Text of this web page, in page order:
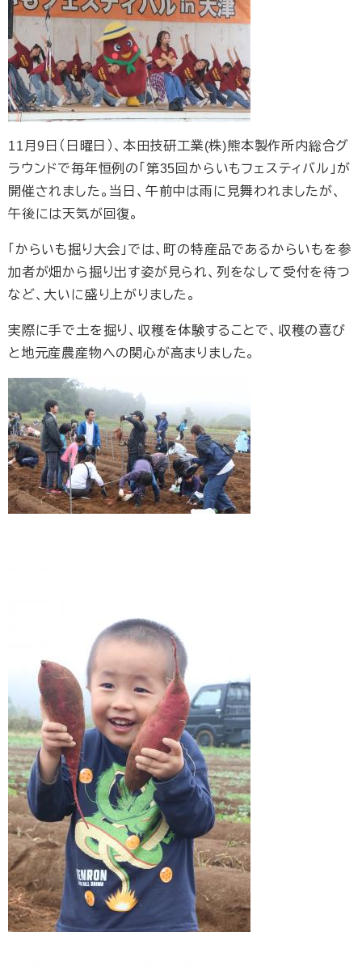
11月9日（日曜日）、本田技研工業(株)熊本製作所内総合グ
ラウンドで毎年恒例の「第35回からいもフェスティバル」が
開催されました。当日、午前中は雨に見舞われましたが、
午後には天気が回復。
「からいも掘り大会」では、町の特産品であるからいもを参
加者が畑から掘り出す姿が見られ、列をなして受付を待つ
など、大いに盛り上がりました。
実際に手で土を掘り、収穫を体験することで、収穫の喜び
と地元産農産物への関心が高まりました。